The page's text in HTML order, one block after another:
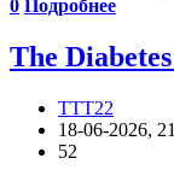
0 Подробнее
The
TTT22
18-06-2026,
52